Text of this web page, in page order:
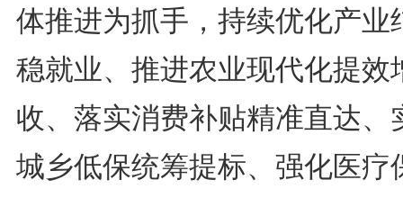
体推进为抓手，持续优化产业
稳就业、推进农业现代化提效
收、落实消费补贴精准直达、
城乡低保统筹提标、强化医疗